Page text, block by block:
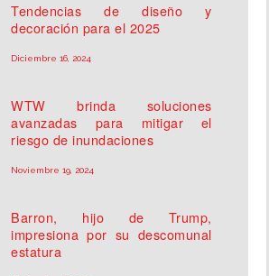
Tendencias de diseño y
decoración para el 2025
Diciembre 16, 2024
WTW brinda soluciones
avanzadas para mitigar el
riesgo de inundaciones
Noviembre 19, 2024
Barron, hijo de Trump,
impresiona por su descomunal
estatura